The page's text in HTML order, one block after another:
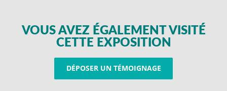
VOUS AVEZ ÉGALEMENT VISITÉ
CETTE EXPOSITION
DÉPOSER UN TÉMOIGNAGE